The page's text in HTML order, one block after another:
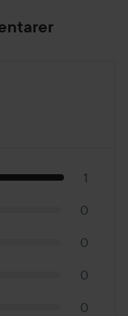
1
0
0
0
0